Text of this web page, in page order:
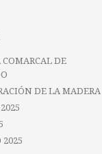
COMARCAL DE
DE LA MADERA
2025